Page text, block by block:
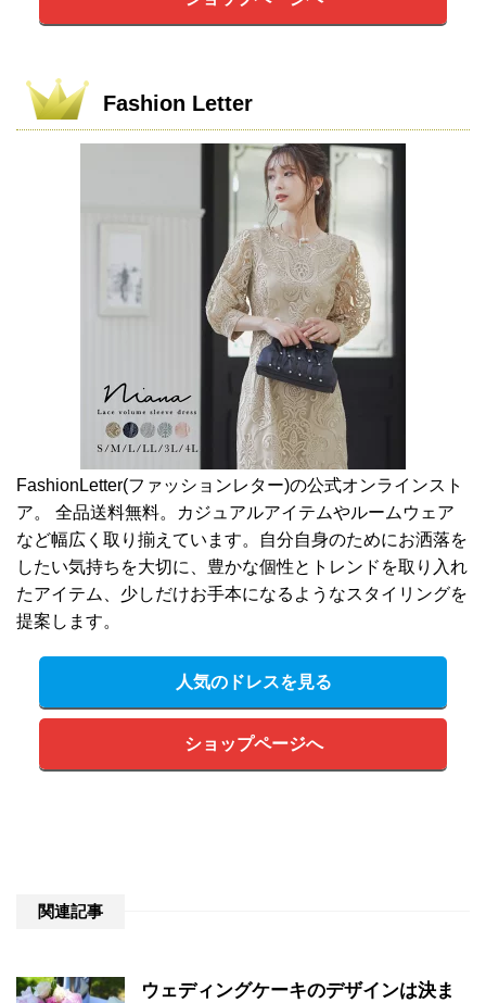
Fashion Letter
FashionLetter(ファッションレター)の公式オンラインスト
ア。 全品送料無料。カジュアルアイテムやルームウェア
など幅広く取り揃えています。自分自身のためにお洒落を
したい気持ちを大切に、豊かな個性とトレンドを取り入れ
たアイテム、少しだけお手本になるようなスタイリングを
提案します。
人気のドレスを見る
ショップページへ
関連記事
ウェディングケーキのデザインは決ま